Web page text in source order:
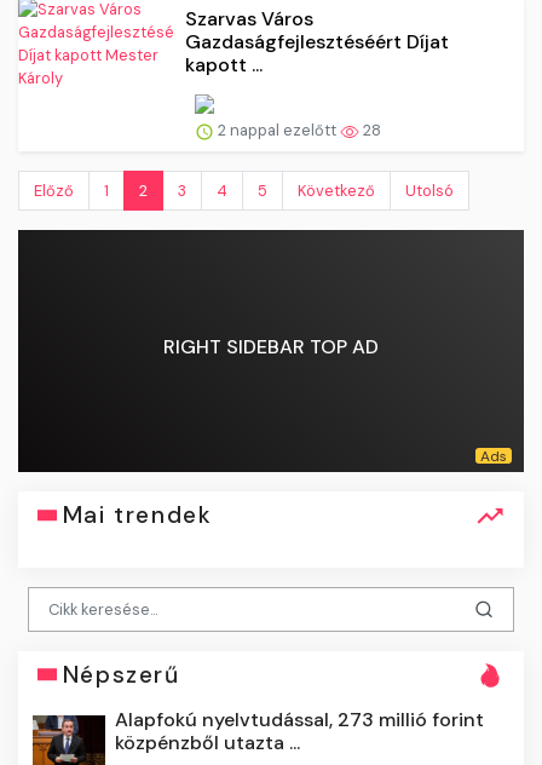
Szarvas Város
Gazdaságfejlesztéséért Díjat
kapott ...
2 nappal ezelőtt 28
Előző 1 2 3 4 5 Következő Utolsó
RIGHT SIDEBAR TOP AD
Mai trendek
Népszerű
Alapfokú nyelvtudással, 273 millió forint
közpénzből utazta ...